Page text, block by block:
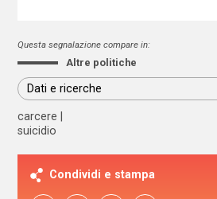
Questa segnalazione compare in:
Altre politiche
Dati e ricerche
carcere
suicidio
Condividi e stampa